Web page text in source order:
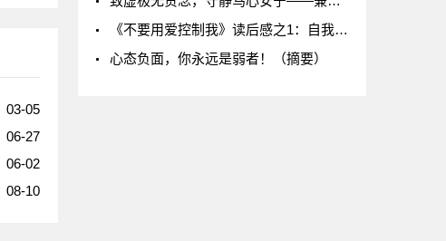
03-05
06-27
06-02
08-10
《不要用爱控制我》读后感之1：自我的感受不要自己去扭曲也不要让别人去扭曲
心态负面，你永远是弱者！（摘要）